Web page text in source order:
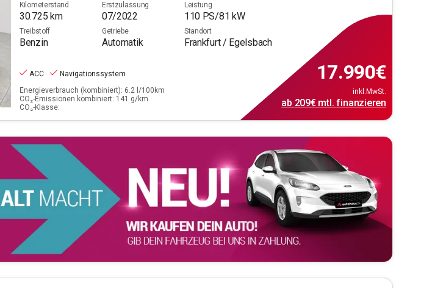
Kilometerstand
30.725 km
Erstzulassung
07/2022
Leistung
110 PS/81 kW
Treibstoff
Benzin
Getriebe
Automatik
Standort
Frankfurt / Egelsbach
ACC
Navigationssystem
Energieverbrauch (kombiniert): 6.2 l/100km
CO₂-Emissionen kombiniert: 141 g/km
CO₂-Klasse:
17.990€
inkl.MwSt.
ab 209€mtl. finanzieren